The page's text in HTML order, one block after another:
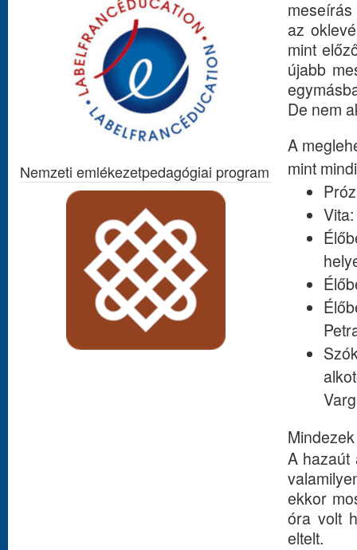
az
mint
újabb
De nem
A
mint
A hazaút
ekkor
óra volt
eltelt.
Nemzeti emlékezetpedagógiai program